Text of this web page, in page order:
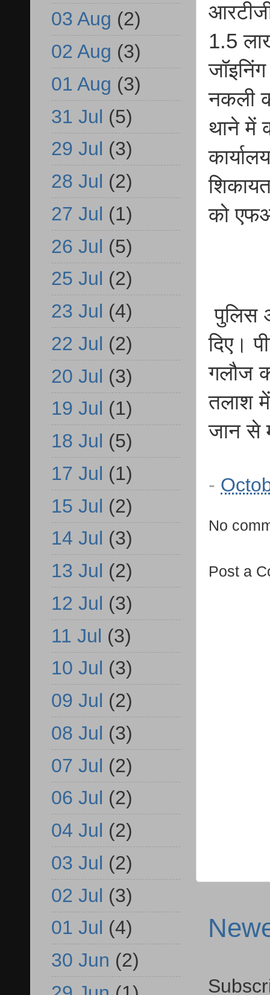
1.5
नकली
थाने में
को
पुलिस
दिए।
गलौज
तलाश
जान से
-
No
Post a
03 Aug (2)
02 Aug (3)
01 Aug (3)
31 Jul (5)
29 Jul (3)
28 Jul (2)
27 Jul (1)
26 Jul (5)
25 Jul (2)
23 Jul (4)
22 Jul (2)
20 Jul (3)
19 Jul (1)
18 Jul (5)
17 Jul (1)
15 Jul (2)
14 Jul (3)
13 Jul (2)
12 Jul (3)
11 Jul (3)
10 Jul (3)
09 Jul (2)
08 Jul (3)
07 Jul (2)
06 Jul (2)
04 Jul (2)
03 Jul (2)
02 Jul (3)
01 Jul (4)
30 Jun (2)